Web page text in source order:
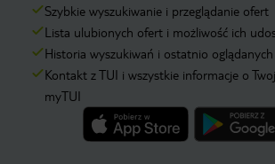
Szybkie wyszukiwanie i przeglądanie ofert
Lista ulubionych ofert i możliwość ich
Historia wyszukiwań i ostatnio
Kontakt z TUI i wszystkie informacje o
myTUI